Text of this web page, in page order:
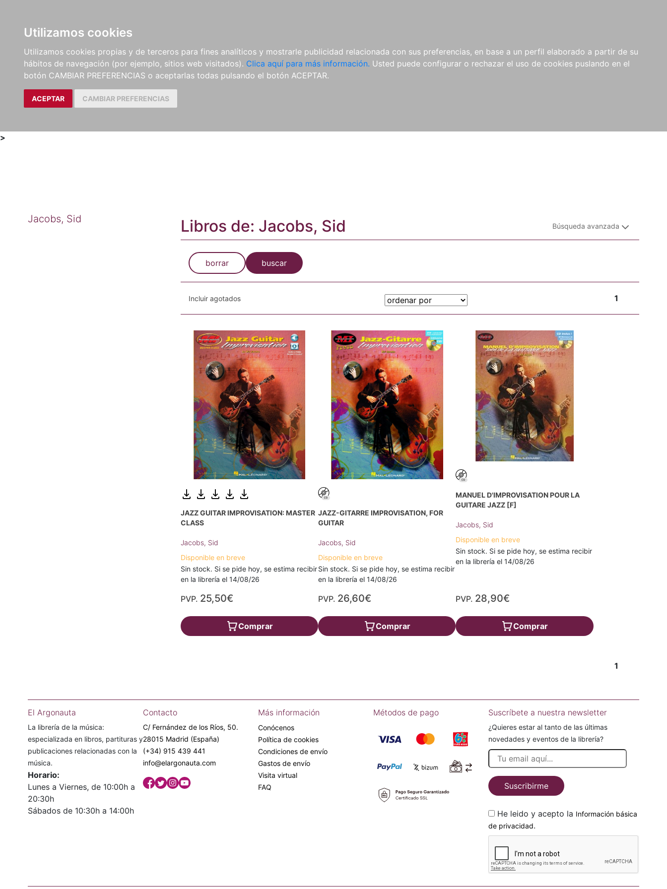
Utilizamos cookies
Utilizamos cookies propias y de terceros para fines analíticos y mostrarle publicidad relacionada con sus preferencias, en base a un perfil elaborado a partir de su
hábitos de navegación (por ejemplo, sitios web visitados). Clica aquí para más información. Usted puede configurar o rechazar el uso de cookies puslando en el
botón CAMBIAR PREFERENCIAS o aceptarlas todas pulsando el botón ACEPTAR.
ACEPTAR CAMBIAR PREFERENCIAS
LIBROS
MÉTODOS Y
EJERCICIOS
PARTITURAS Y EDICIONES
CRÍTICAS
REVISTAS
CDS Y
DVDS
MATERIAL
COMPLEMENTARIO
NOVEDADES NOTICIAS
COMPRAS
INSTITUCIONALES
>
Jacobs, Sid Libros de: Jacobs, Sid Búsqueda avanzada
borrar buscar
Incluir agotados 1
JAZZ GUITAR IMPROVISATION: MASTER
CLASS
Jacobs, Sid
Disponible en breve
Sin stock. Si se pide hoy, se estima recibir
en la librería el 14/08/26
PVP. 25,50€
Comprar
JAZZ-GITARRE IMPROVISATION, FOR
GUITAR
Jacobs, Sid
Disponible en breve
Sin stock. Si se pide hoy, se estima recibir
en la librería el 14/08/26
PVP. 26,60€
Comprar
MANUEL D'IMPROVISATION POUR LA
GUITARE JAZZ [F]
Jacobs, Sid
Disponible en breve
Sin stock. Si se pide hoy, se estima recibir
en la librería el 14/08/26
PVP. 28,90€
Comprar
1
El Argonauta
La librería de la música:
especializada en libros, partituras y
publicaciones relacionadas con la
música.
Horario:
Lunes a Viernes, de 10:00h a
20:30h
Sábados de 10:30h a 14:00h
Contacto
C/ Fernández de los Ríos, 50.
28015 Madrid (España)
(+34) 915 439 441
info@elargonauta.com
Más información
Conócenos
Política de cookies
Condiciones de envío
Gastos de envío
Visita virtual
FAQ
Métodos de pago Suscríbete a nuestra newsletter
¿Quieres estar al tanto de las últimas
novedades y eventos de la librería?
Suscribirme
He leido y acepto la Información básica
de privacidad.